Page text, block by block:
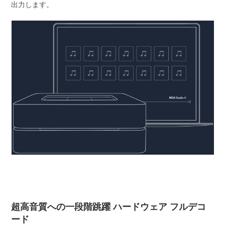
出力します。
超高音質への一段階跳躍 ハードウェア フルデコ
ード